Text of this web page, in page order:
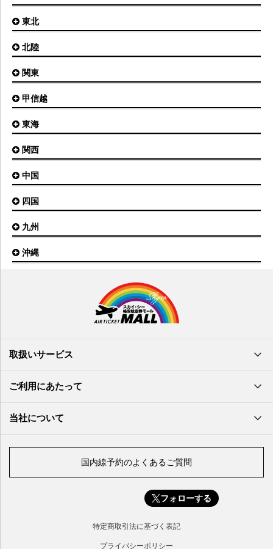
札幌(新千歳)空港
旭川空港
オホーツク紋別空港
釧路空港
稚内空港
とかち帯広空港
根室中標津空港
奥尻空港
利尻空港
東北
仙台空港
青森空港
三沢空港
福島空港
大館能代空港
庄内空港
山形空港
北陸
小松空港
能登空港
関東
東京(羽田)空港
茨城空港
八丈島空港
甲信越
新潟空港
東海
名古屋(中部)空港
静岡空港
関西
大阪(伊丹)空港
神戸空港
南紀白浜空港
但馬空港
中国
広島空港
山口宇部空港
出雲空港
米子空港
四国
松山空港
徳島空港
九州
福岡空港
鹿児島空港
北九州空港
奄美大島空港
徳之島空港
喜界島空港
沖縄
南大東空港
多良間空港
取扱いサービス
ご利用にあたって
当社について
国内線予約のよくあるご質問
フォローする
特定商取引法に基づく表記
プライバシーポリシー